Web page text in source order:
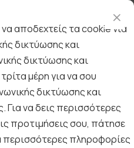
/ Ομοιοπαθητικά
αποδεχτείς τα cookie για
δικτύωσης και
δικτύωσης και
μέρη για να σου
δικτύωσης και
Για να δεις περισσότερες
προτιμήσεις σου, πάτησε
περισσότερες πληροφορίες